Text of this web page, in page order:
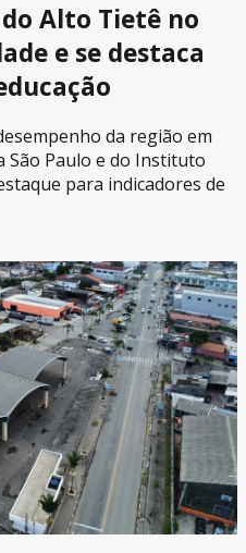
Alto Tietê no
e se destaca
da região em
São Paulo e do Instituto
para indicadores de